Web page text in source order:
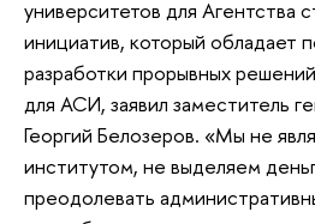
университетов для Агентства
инициатив, который обладает
разработки прорывных
для АСИ, заявил заместитель
Георгий Белозеров. «Мы не
институтом, не выделяем
преодолевать